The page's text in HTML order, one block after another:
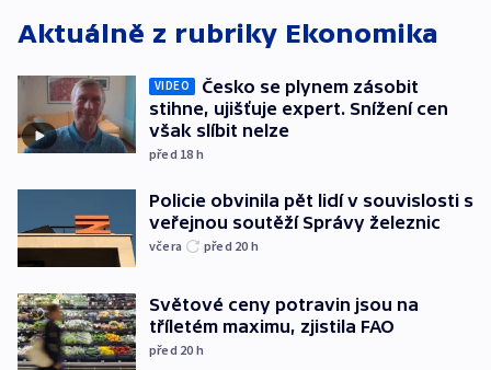
Aktuálně z rubriky Ekonomika
VIDEO
Česko se plynem zásobit
stihne, ujišťuje expert. Snížení cen
však slíbit nelze
před 18 h
Policie obvinila pět lidí v souvislosti s
veřejnou soutěží Správy železnic
včera před 20 h
Světové ceny potravin jsou na
tříletém maximu, zjistila FAO
před 20 h